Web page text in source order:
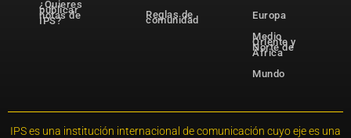
¿Quieres
publicar
notas de
IPS?
Reglas de
comunidad
Europa
Medio
Oriente y
Norte de
África
Mundo
IPS es una institución internacional de comunicación cuyo eje es una